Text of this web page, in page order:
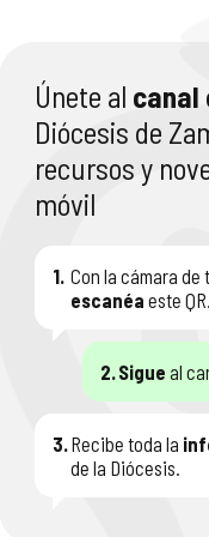
Únete al canal
Diócesis de
recursos y
móvil
1. Con la cámara de
escanéa este QR.
2.Sigue al
3.Recibe toda la
de la Diócesis.